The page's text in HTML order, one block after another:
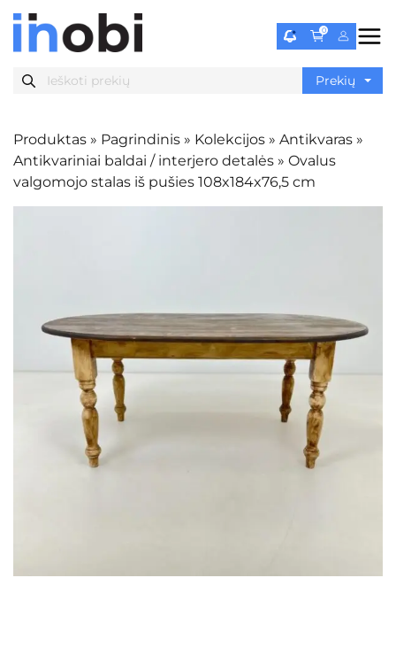
0
Produktas » Pagrindinis » Kolekcijos » Antikvaras »
Antikvariniai baldai / interjero detalės » Ovalus
valgomojo stalas iš pušies 108x184x76,5 cm